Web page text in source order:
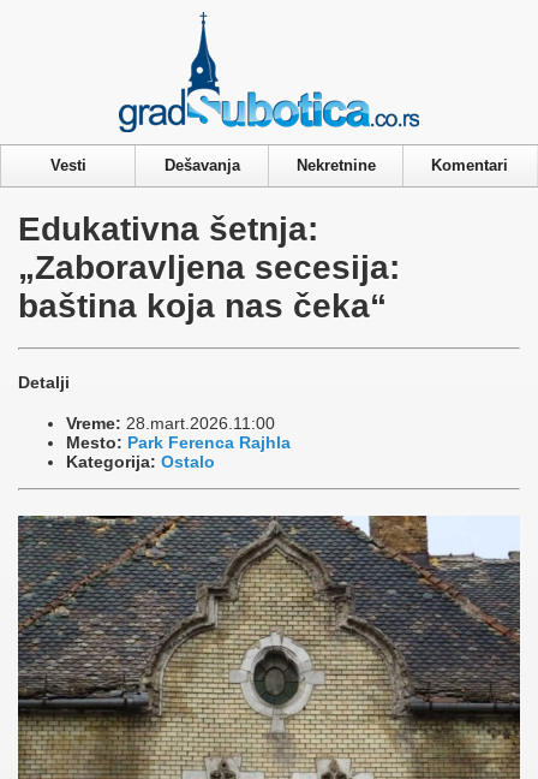
Vesti Dešavanja Nekretnine Komentari
Edukativna šetnja:
„Zaboravljena secesija:
baština koja nas čeka“
Detalji
Vreme: 28.mart.2026.11:00
Mesto: Park Ferenca Rajhla
Kategorija: Ostalo
Privacy & Cookies Policy